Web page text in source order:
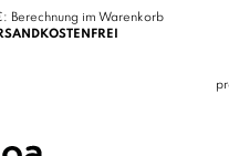
Berechnung im Warenkorb